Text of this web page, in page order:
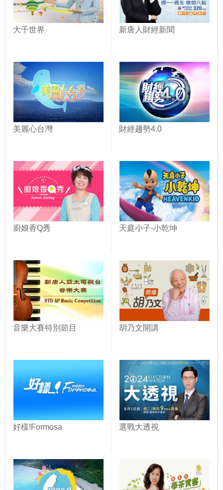
大千世界 新唐人財經新聞
美麗心台灣 財經趨勢4.0
廚娘香Q秀 天庭小子-小乾坤
音樂大賽特別節目 胡乃文開講
好樣!Formosa 選戰大透視